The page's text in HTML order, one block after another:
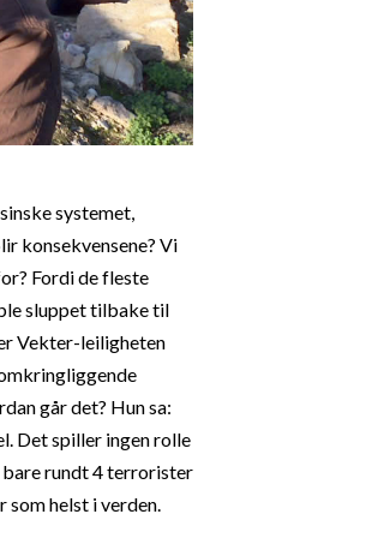
systemet,
konsekvensene? Vi
Fordi de fleste
sluppet tilbake til
Vekter-leiligheten
går det? Hun sa:
Det spiller ingen rolle
bare rundt 4 terrorister
helst i verden.